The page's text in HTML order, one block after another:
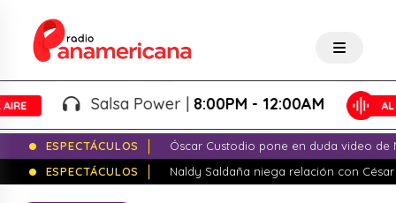
Salsa Power |8:00PM - 12:00AM
ESPECTÁCULOS
Óscar Custodio pone en duda video de
ESPECTÁCULOS
Naldy Saldaña niega relación con